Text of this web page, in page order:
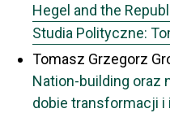
Hegel and the
Studia Polityczne:
Tomasz Grzegorz
Nation-building oraz
dobie transformacji